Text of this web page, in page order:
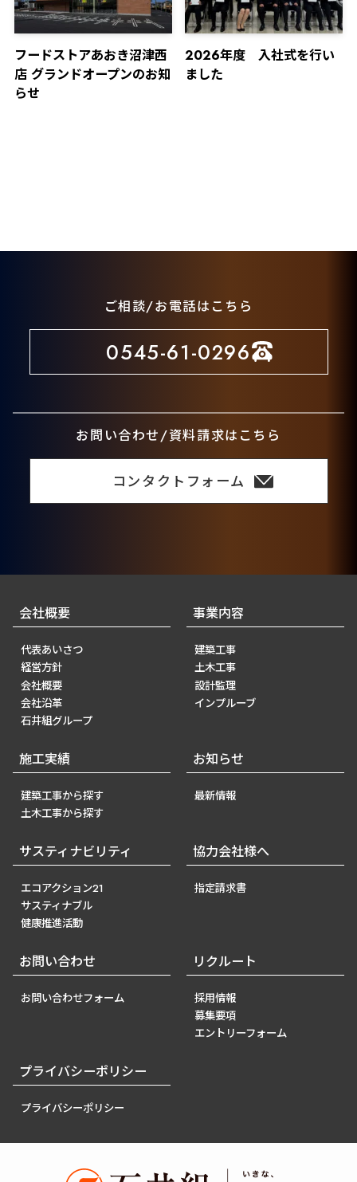
フードストアあおき沼津西
店 グランドオープンのお知
らせ
2026年度 入社式を行い
ました
ご相談/お電話はこちら
0545-61-0296
お問い合わせ/資料請求はこちら
コンタクトフォーム
会社概要
代表あいさつ
経営方針
会社概要
会社沿革
石井組グループ
事業内容
建築工事
土木工事
設計監理
インプルーブ
施工実績
建築工事から探す
土木工事から探す
お知らせ
最新情報
サスティナビリティ
エコアクション21
サスティナブル
健康推進活動
協力会社様へ
指定請求書
お問い合わせ
お問い合わせフォーム
リクルート
採用情報
募集要項
エントリーフォーム
プライバシーポリシー
プライバシーポリシー